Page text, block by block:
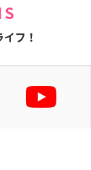
収録計326P
フ！